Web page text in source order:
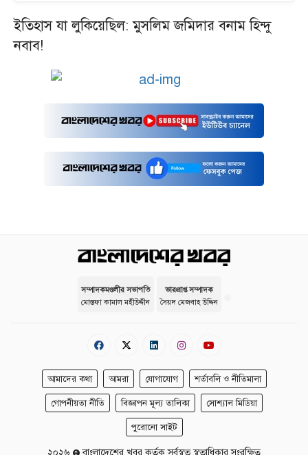
ইতিহাস যা লুকিয়েছিল: মুসলিম জমিদার বনাম হিন্দু
নবাব!
সম্পাদকমণ্ডলীর সভাপতি
মোস্তফা কামাল মহীউদ্দীন
ভারপ্রাপ্ত সম্পাদক
সৈয়দ মেজবাহ উদ্দিন
আমাদের কথা আমরা যোগাযোগ শর্তাবলি ও নীতিমালা
গোপনীয়তা নীতি বিজ্ঞাপন মূল্য তালিকা সোশ্যাল মিডিয়া
পুরোনো সাইট
২০২৬ বাংলাদেশের খবর কর্তৃক সর্বস্বত্ব স্বত্বাধিকার সংরক্ষিত